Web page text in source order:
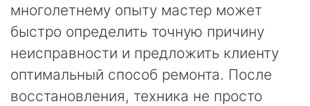
многолетнему опыту мастер может
быстро определить точную причину
неисправности и предложить клиенту
оптимальный способ ремонта. После
восстановления, техника не просто